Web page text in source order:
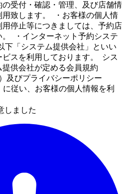
受付・確認・管理、及び店舗情
致します。 ・お客様の個人情
停止等につきましては、予約店
・インターネット予約システ
下「システム提供会社」といい
ビスを利用しております。 シス
供会社が定める会員規約
）及びプライバシーポリシー
に従い、お客様の個人情報を利
しました